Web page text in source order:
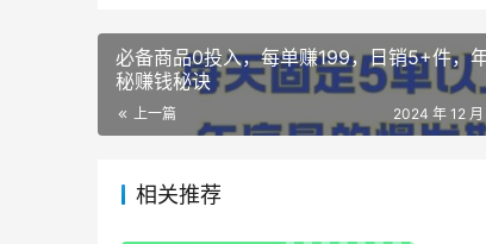
必备商品0投入，每单赚199，日销5+件，
秘赚钱秘诀
上一篇 2024 年 12
相关推荐